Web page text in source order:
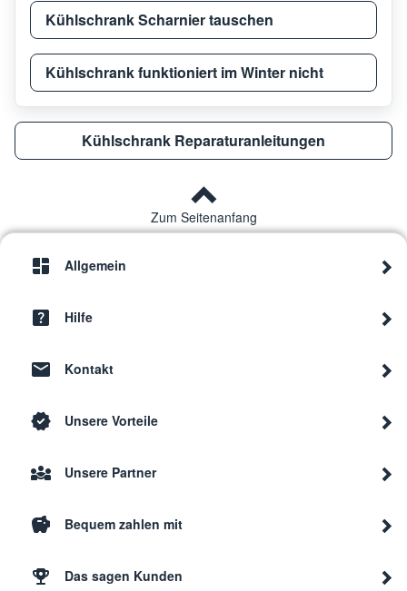
Kühlschrank Scharnier tauschen
Kühlschrank funktioniert im Winter nicht
Kühlschrank Reparaturanleitungen
Zum Seitenanfang
Allgemein
Hilfe
Kontakt
Unsere Vorteile
Unsere Partner
Bequem zahlen mit
Das sagen Kunden